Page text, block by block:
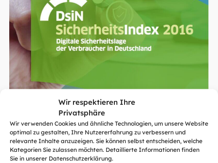
Wir respektieren Ihre
Privatsphäre
Wir verwenden Cookies und ähnliche Technologien, um unsere Website
optimal zu gestalten, Ihre Nutzererfahrung zu verbessern und
relevante Inhalte anzuzeigen. Sie können selbst entscheiden, welche
Kategorien Sie zulassen möchten. Detaillierte Informationen finden
Sie in unserer Datenschutzerklärung.
Der DsiN-Sicherheitsindex 2016 misst zum dritten Mal in
Folge die digitale Sicherheitslage der Verbraucher in
Deutschland – in nur einer Kennzahl. Dafür wird die
persönliche Bedrohungslage von Online-Nutzern in